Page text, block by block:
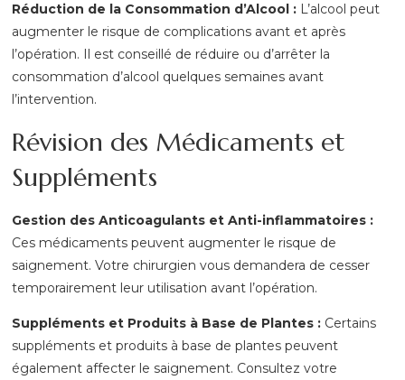
Réduction de la Consommation d’Alcool : L’alcool peut
augmenter le risque de complications avant et après
l’opération. Il est conseillé de réduire ou d’arrêter la
consommation d’alcool quelques semaines avant
l’intervention.
Révision des Médicaments et
Suppléments
Gestion des Anticoagulants et Anti-inflammatoires :
Ces médicaments peuvent augmenter le risque de
saignement. Votre chirurgien vous demandera de cesser
temporairement leur utilisation avant l’opération.
Suppléments et Produits à Base de Plantes : Certains
suppléments et produits à base de plantes peuvent
également affecter le saignement. Consultez votre